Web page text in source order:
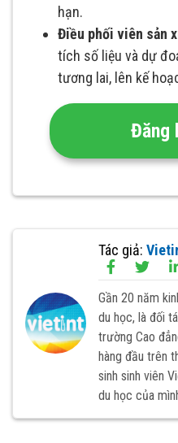
hạn.
Điều phối viên sản
tích số liệu và dự
tương lai, lên kế
Đăng
Tác giả:
Gần 20 năm
du học, là đối
trường Cao
hàng đầu trên
sinh sinh viên
du học của